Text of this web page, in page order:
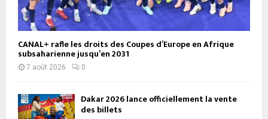
CANAL+ rafle les droits des Coupes d’Europe en Afrique
subsaharienne jusqu’en 2031
7 août 2026 0
Dakar 2026 lance officiellement la vente
des billets